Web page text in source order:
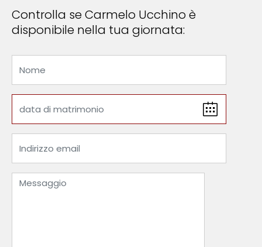
Controlla se Carmelo Ucchino è
disponibile nella tua giornata: